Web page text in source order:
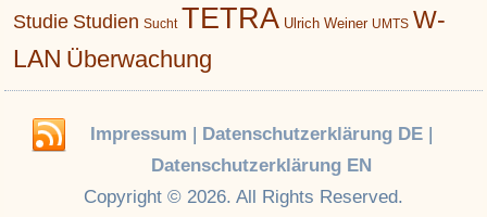
Studie Studien Sucht TETRA Ulrich Weiner UMTS W-
LAN Überwachung
Impressum Datenschutzerklärung DE|
Datenschutzerklärung EN
Copyright © 2026. All Rights Reserved.